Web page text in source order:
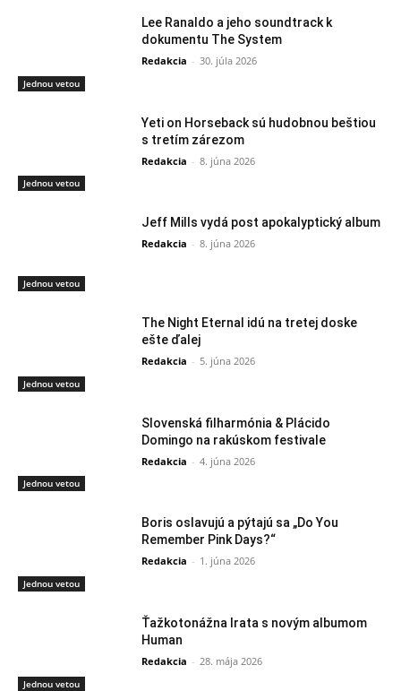
Jednou vetou
Lee Ranaldo a jeho soundtrack k
dokumentu The System
Redakcia - 30. júla 2026
Jednou vetou
Yeti on Horseback sú hudobnou beštiou
s tretím zárezom
Redakcia - 8. júna 2026
Jednou vetou
Jeff Mills vydá post apokalyptický album
Redakcia - 8. júna 2026
Jednou vetou
The Night Eternal idú na tretej doske
ešte ďalej
Redakcia - 5. júna 2026
Jednou vetou
Slovenská filharmónia & Plácido
Domingo na rakúskom festivale
Redakcia - 4. júna 2026
Jednou vetou
Boris oslavujú a pýtajú sa „Do You
Remember Pink Days?“
Redakcia - 1. júna 2026
Jednou vetou
Ťažkotonážna Irata s novým albumom
Human
Redakcia - 28. mája 2026